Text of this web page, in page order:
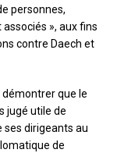
personnes,
», aux fins
contre Daech et
démontrer que le
jugé utile de
dirigeants au
de